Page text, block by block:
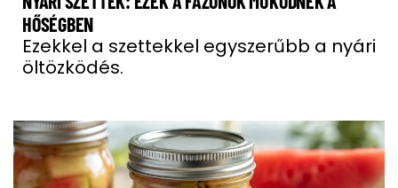
HŐSÉGBEN
Ezekkel a szettekkel egyszerűbb a nyári
öltözködés.